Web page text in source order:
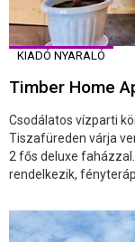
KIADÓ NYARALÓ
Timber Home
Csodálatos vízparti
Tiszafüreden várja
2 fős deluxe
rendelkezik,